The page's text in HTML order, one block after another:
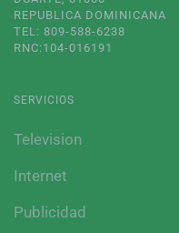
REPUBLICA DOMINICANA
TEL: 809-588-6238
RNC:104-016191
SERVICIOS
Television
Internet
Publicidad